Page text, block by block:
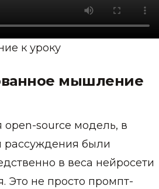
к уроку
мышление
open-source модель, в
рассуждения были
в веса нейросети
Это не просто промпт-